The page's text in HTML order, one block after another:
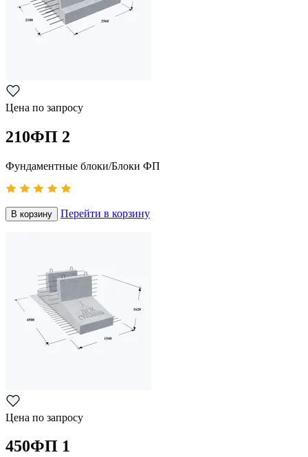
Цена по запросу
210ФП 2
Фундаментные блоки/Блоки ФП
В корзину Перейти в корзину
Цена по запросу
450ФП 1